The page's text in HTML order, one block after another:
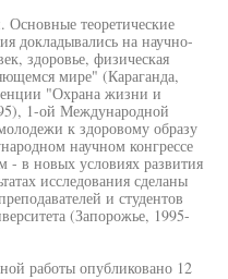
Основные теоретические
докладывались на научно-
здоровье, физическая
мире" (Караганда,
"Охрана жизни и
1-ой Международной
к здоровому образу
научном конгрессе
- в новых условиях развития
исследования сделаны
и студентов
(Запорожье, 1995-
работы опубликовано 12